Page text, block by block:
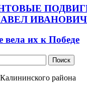
их к Победе